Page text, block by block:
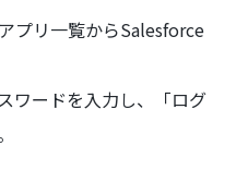
プリ一覧からSalesforce
ワードを入力し、「ログ